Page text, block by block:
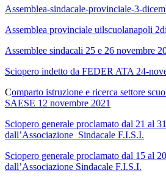
Assemblea-sindacale-provinciale-3-
Assemblea provinciale uilscuolanapoli
Assemblee sindacali 25 e 26 novembre
Sciopero indetto da FEDER ATA 24-
Comparto istruzione e ricerca settore
SAESE 12 novembre 2021
Sciopero generale proclamato dal 21 al
dall’Associazione Sindacale F.I.S.I.
Sciopero generale proclamato dal 15 al 20
dall’Associazione Sindacale F.I.S.I.